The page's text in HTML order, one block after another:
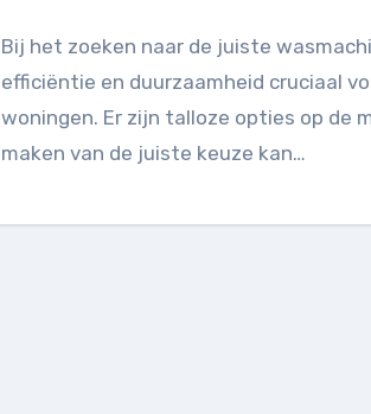
Bij het zoeken naar de juiste wasmachine zijn
efficiëntie en duurzaamheid cruciaal
woningen. Er zijn talloze opties op de
maken van de juiste keuze kan…